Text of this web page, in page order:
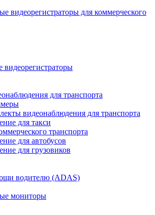
видеорегистраторы для коммерческого
видеорегистраторы
для транспорта
видеонаблюдения для транспорта
для такси
транспорта
для автобусов
для грузовиков
водителю (ADAS)
мониторы